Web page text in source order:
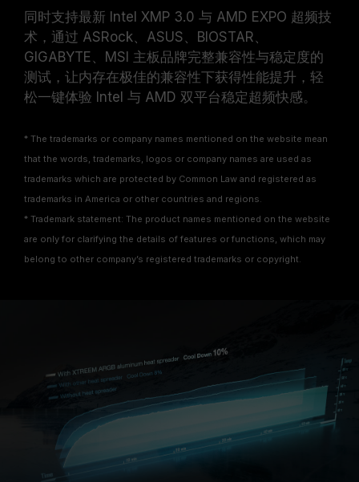
同时支持最新 Intel XMP 3.0 与 AMD EXPO 超频技
术，通过 ASRock、ASUS、BIOSTAR、
GIGABYTE、MSI 主板品牌完整兼容性与稳定度的
测试，让内存在极佳的兼容性下获得性能提升，轻
松一键体验 Intel 与 AMD 双平台稳定超频快感。
* The trademarks or company names mentioned on the website mean
that the words, trademarks, logos or company names are used as
trademarks which are protected by Common Law and registered as
trademarks in America or other countries and regions.
* Trademark statement: The product names mentioned on the website
are only for clarifying the details of features or functions, which may
belong to other company’s registered trademarks or copyright.